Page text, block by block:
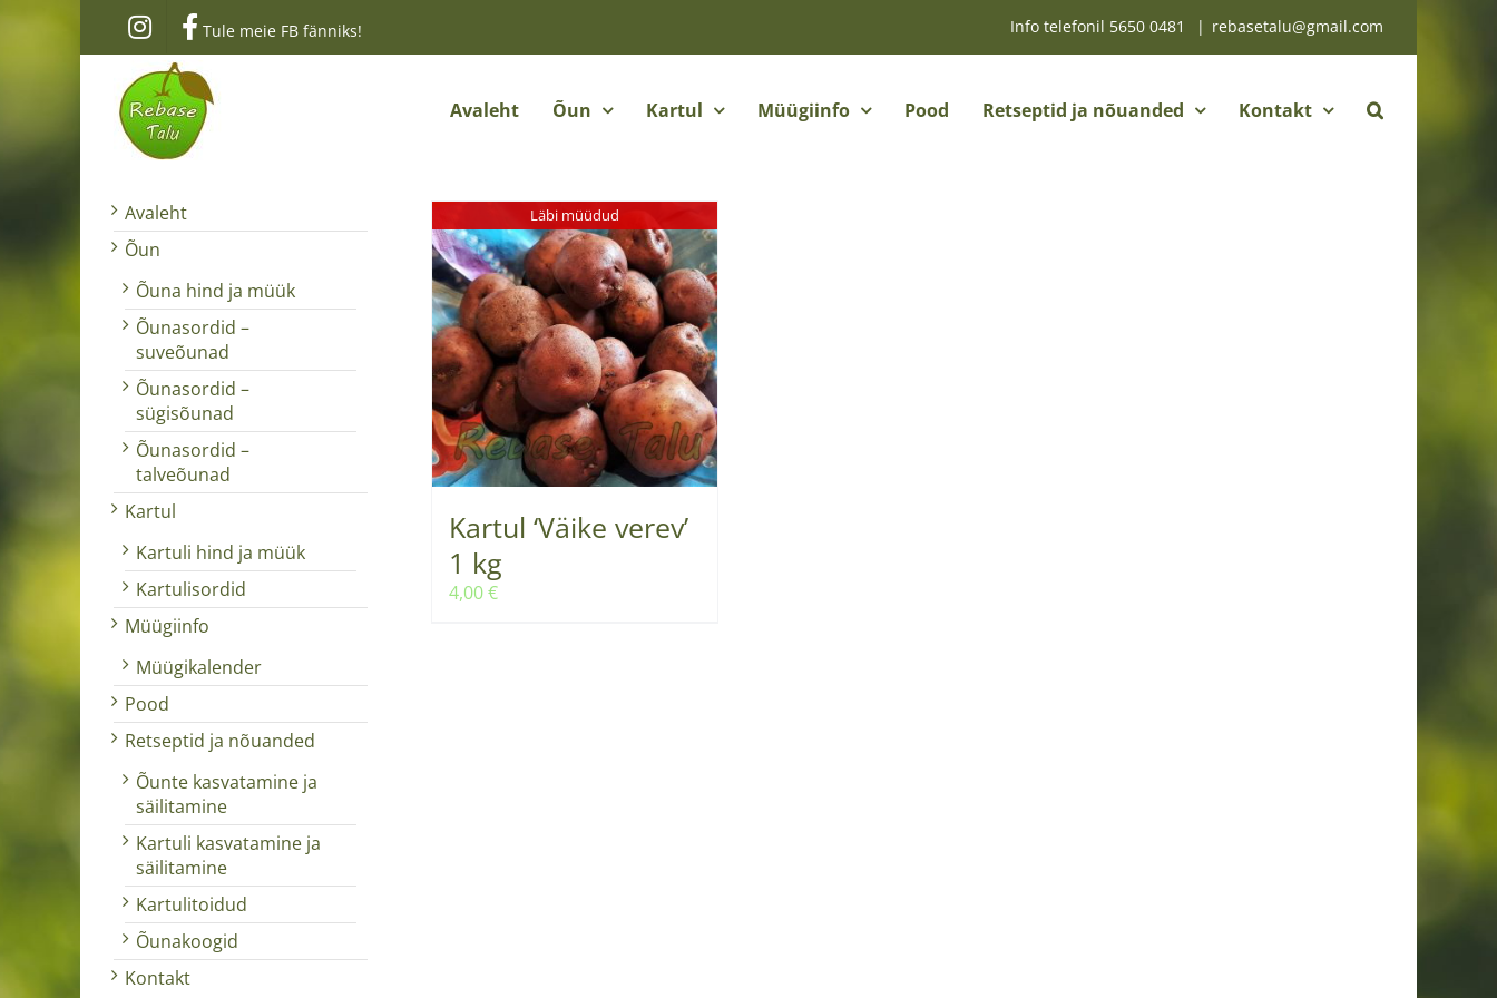
Tule meie FB fänniks! Info telefonil 5650 0481 | rebasetalu@gmail.com
Avaleht Õun Kartul Müügiinfo Pood Retseptid ja nõuanded Kontakt
Läbi müüdud
Kartul ‘Väike verev’
1 kg
4,00€
Avaleht
Õun
Õuna hind ja müük
Õunasordid –
suveõunad
Õunasordid –
sügisõunad
Õunasordid –
talveõunad
Kartul
Kartuli hind ja müük
Kartulisordid
Müügiinfo
Müügikalender
Pood
Retseptid ja nõuanded
Õunte kasvatamine ja
säilitamine
Kartuli kasvatamine ja
säilitamine
Kartulitoidud
Õunakoogid
Kontakt